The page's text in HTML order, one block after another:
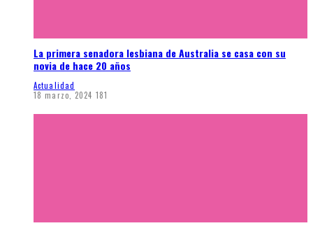
La primera senadora lesbiana de Australia se casa con su
novia de hace 20 años
Actualidad
18 marzo, 2024 181